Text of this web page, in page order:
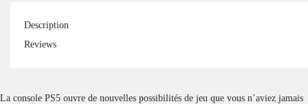
Description
Reviews
La console PS5 ouvre de nouvelles possibilités de jeu que vous n’aviez jamais